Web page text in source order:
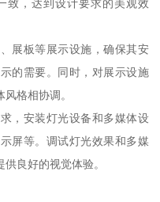
致，达到设计要求的美观效
展板等展示设施，确保其安
的需要。同时，对展示设施
格相协调。
，安装灯光设备和多媒体设
屏等。调试灯光效果和多媒
良好的视觉体验。